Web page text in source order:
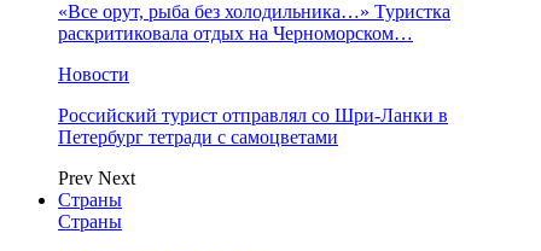
«Все орут, рыба без холодильника…» Туристка
раскритиковала отдых на Черноморском…
Новости
Российский турист отправлял со Шри-Ланки в
Петербург тетради с самоцветами
Prev Next
Страны
Страны